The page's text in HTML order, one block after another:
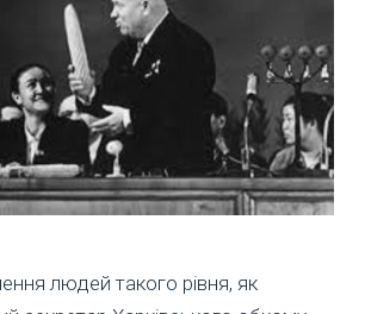
людей такого рівня, як